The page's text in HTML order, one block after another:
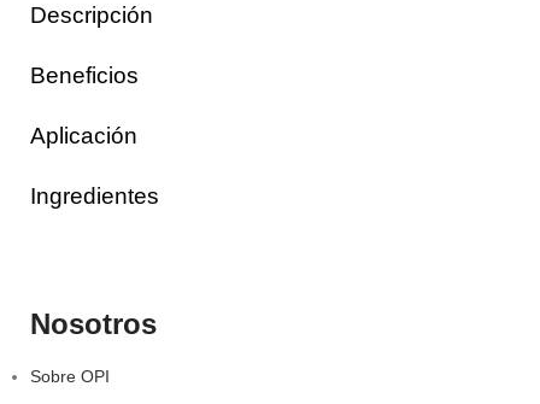
Descripción
Beneficios
Aplicación
Ingredientes
Nosotros
Sobre OPI